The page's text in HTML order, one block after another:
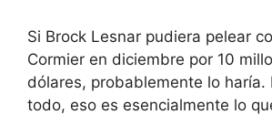
Si Brock Lesnar pudiera pelear
Cormier en diciembre por 10
dólares, probablemente lo haría.
todo, eso es esencialmente lo